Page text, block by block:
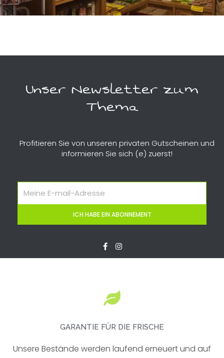
Unser Newsletter zum
Thema
Profitieren Sie von unseren privaten Gutscheinen und
informieren Sie sich (e) zuerst!
E-
mail-
ICH HABE EIN ABONNEMENT
a
c
e
-
f
n
s
t
a
m
GARANTIE FÜR DIE FRISCHE
Unsere Bestände werden laufend erneuert und auf